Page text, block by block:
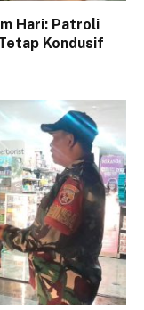
Hari: Patroli
Kondusif